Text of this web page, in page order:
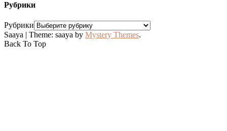
Рубрики
Рубрики
Saaya | Theme: saaya by Mystery Themes.
Back To Top